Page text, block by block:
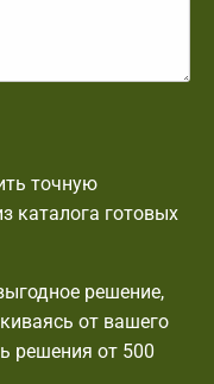
точную
каталога готовых
решение,
от вашего
решения от 500